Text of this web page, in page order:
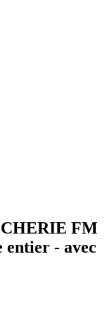
FM
entier - avec